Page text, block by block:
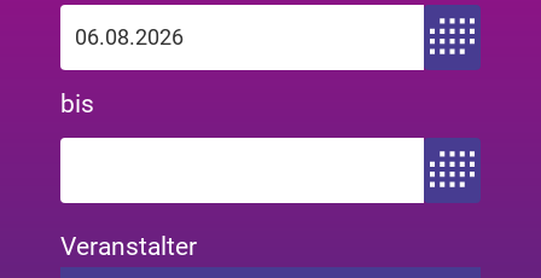
Zeitraum von
bis
Zeitraum bis
Veranstalter